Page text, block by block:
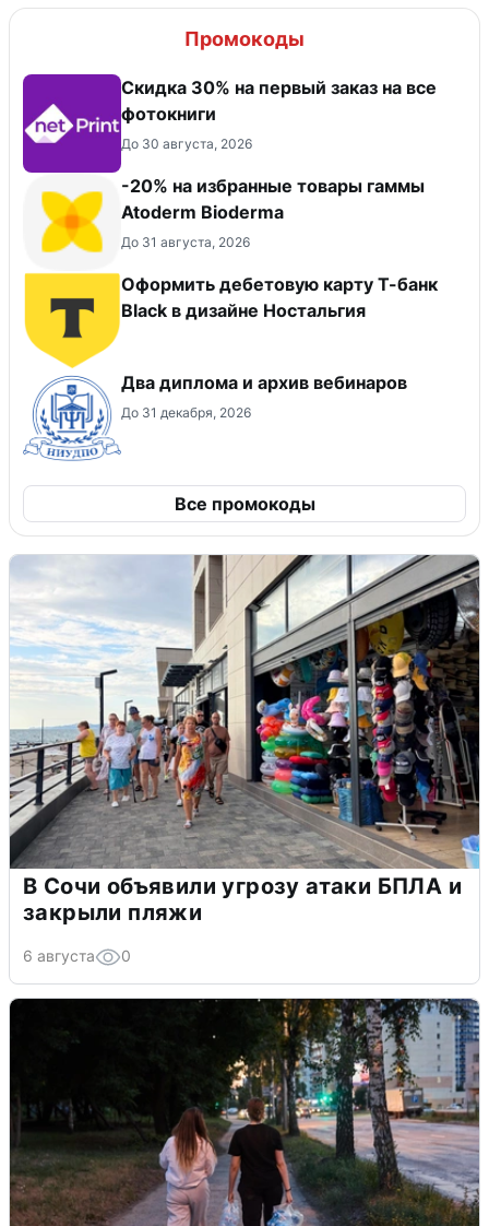
Промокоды
Cкидка 30% на первый заказ на все
фотокниги
До 30 августа, 2026
-20% на избранные товары гаммы
Atoderm Bioderma
До 31 августа, 2026
Оформить дебетовую карту Т-банк
Black в дизайне Ностальгия
Два диплома и архив вебинаров
До 31 декабря, 2026
Все промокоды
В Сочи объявили угрозу атаки БПЛА и
закрыли пляжи
6 августа 0